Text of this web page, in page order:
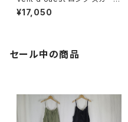
グラデュラル ストライプ ウエスト
ゴム ギャザー
¥17,050
セール中の商品